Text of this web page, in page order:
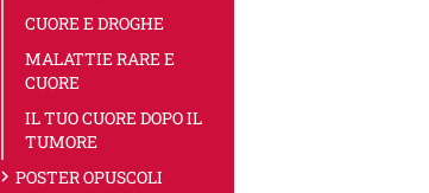
CUORE E DROGHE
MALATTIE RARE E
CUORE
IL TUO CUORE DOPO IL
TUMORE
chevron_rightPOSTER OPUSCOLI